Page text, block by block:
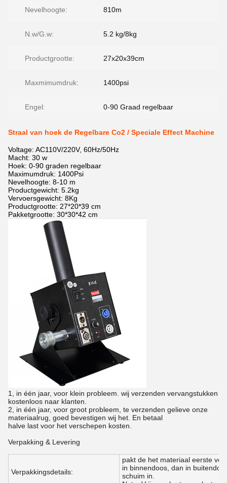
Nevelhoogte: 810m
N.w/G.w: 5.2 kg/8kg
Productgrootte: 27x20x39cm
Maxmimumdruk: 1400psi
Engel: 0-90 Graad regelbaar
Straal van hoek de Regelbare Co2 / Speciale Effect Machine
Voltage: AC110V/220V, 60Hz/50Hz
Macht: 30 w
Hoek: 0-90 graden regelbaar
Maximumdruk: 1400Psi
Nevelhoogte: 8-10 m
Productgewicht: 5.2kg
Vervoersgewicht: 8Kg
Productgrootte: 27*20*39 cm
Pakketgrootte: 30*30*42 cm
1, in één jaar, voor klein probleem. wij verzenden vervangstukken
kostenloos naar klanten.
2, in één jaar, voor groot probleem, te verzenden gelieve onze
materiaalrug, goed bevestigen wij het. En betaal
halve last voor het verschepen kosten.
Verpakking & Levering
Verpakkingsdetails:
pakt de het materiaal eerste
in binnendoos, dan in
schuim in.